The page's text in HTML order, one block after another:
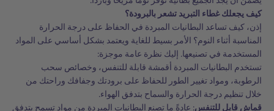
كيف يجعلك غطاء التبريد تشعر بالبرودة؟
إذن، كيف تساعد البطانيات المبردة في الحفاظ على درجة الحرارة
المناسبة أثناء النوم؟ الأمر بسيط للغاية ويعتمد بشكل أساسي على المواد
المستخدمة في تصنيعها. إليك نظرة عامة موجزة:
تستخدم البطانيات المبردة أقمشة قابلة للتنفس، وخصائص سحب
الرطوبة، ومواد تغيير الطور للحفاظ على برودتك وجفافك وراحتك من
خلال تنظيم درجة الحرارة والسماح بتدفق الهواء.
قماش قابل للتنفس: عادةً ما تصنع البطانيات المبردة من مواد تسمح بتدفق